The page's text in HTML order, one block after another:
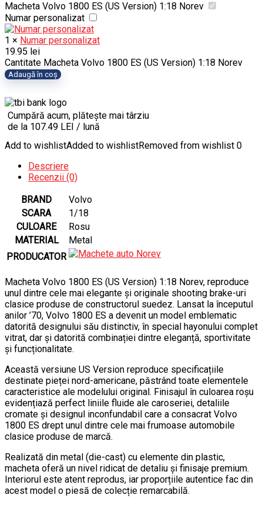
Macheta Volvo 1800 ES (US Version) 1:18 Norev
Numar personalizat
1 × Numar personalizat
19.95 lei
Cantitate Macheta Volvo 1800 ES (US Version) 1:18 Norev
Adaugă în coș
Cumpără acum, plătește mai târziu
de la 107.49 LEI / lună
Add to wishlistAdded to wishlistRemoved from wishlist 0
Descriere
Recenzii (0)
BRAND
Volvo
SCARA
1/18
CULOARE
Rosu
MATERIAL
Metal
PRODUCATOR
Macheta Volvo 1800 ES (US Version) 1:18 Norev, reproduce
unul dintre cele mai elegante și originale shooting brake-uri
clasice produse de constructorul suedez. Lansat la începutul
anilor ’70, Volvo 1800 ES a devenit un model emblematic
datorită designului său distinctiv, în special hayonului complet
vitrat, dar și datorită combinației dintre eleganță, sportivitate
și funcționalitate.
Această versiune US Version reproduce specificațiile
destinate pieței nord-americane, păstrând toate elementele
caracteristice ale modelului original. Finisajul în culoarea roșu
evidențiază perfect liniile fluide ale caroseriei, detaliile
cromate și designul inconfundabil care a consacrat Volvo
1800 ES drept unul dintre cele mai frumoase automobile
clasice produse de marcă.
Realizată din metal (die-cast) cu elemente din plastic,
macheta oferă un nivel ridicat de detaliu și finisaje premium.
Interiorul este atent reprodus, iar proporțiile autentice fac din
acest model o piesă de colecție remarcabilă.